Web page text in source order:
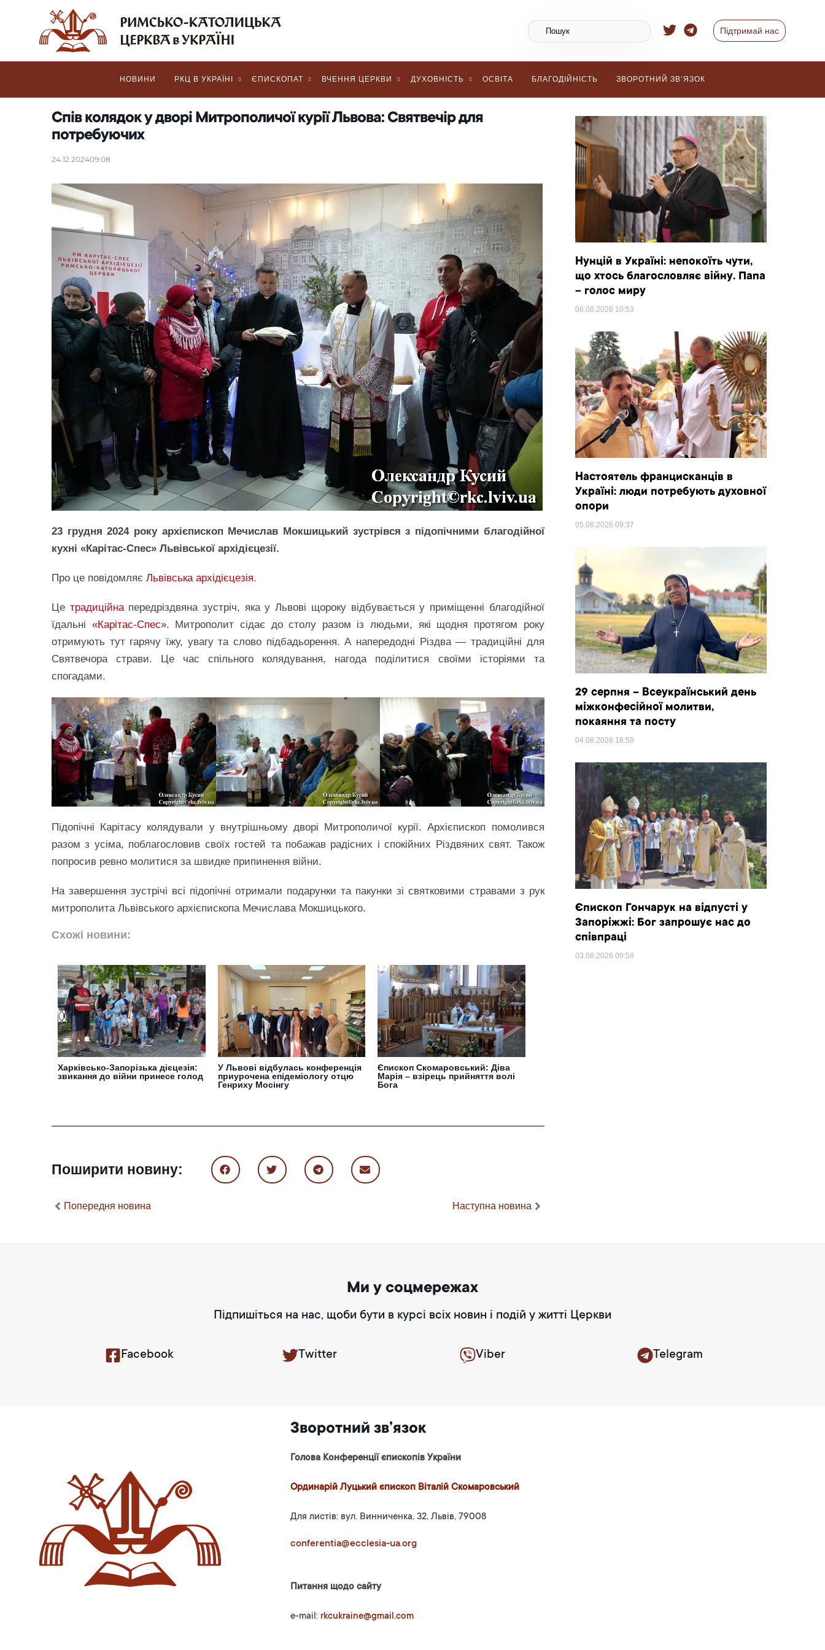
Підтримай нас
НОВИНИ РКЦ В УКРАЇНІ ЄПИСКОПАТ ВЧЕННЯ ЦЕРКВИ ДУХОВНІСТЬ ОСВІТА БЛАГОДІЙНІСТЬ ЗВОРОТНИЙ ЗВ’ЯЗОК
Спів колядок у дворі Митрополичої курії Львова: Святвечір для
потребуючих
24.12.202409:08
23 грудня 2024 року архієпископ Мечислав Мокшицький зустрівся з підопічними благодійної
кухні «Карітас-Спес» Львівської архідієцезії.
Про це повідомляє Львівська архідієцезія.
Це традиційнапередріздвяна зустріч, яка у Львові щороку відбувається у приміщенні благодійної
їдальні «Карітас-Спес». Митрополит сідає до столу разом із людьми, які щодня протягом року
отримують тут гарячу їжу, увагу та слово підбадьорення. А напередодні Різдва — традиційні для
Святвечора страви. Це час спільного колядування, нагода поділитися своїми історіями та
спогадами.
Підопічні Карітасу колядували у внутрішньому дворі Митрополичої курії. Архієпископ помолився
разом з усіма, поблагословив своїх гостей та побажав радісних і спокійних Різдвяних свят. Також
попросив ревно молитися за швидке припинення війни.
На завершення зустрічі всі підопічні отримали подарунки та пакунки зі святковими стравами з рук
митрополита Львівського архієпископа Мечислава Мокшицького.
Схожі новини:
Харківсько-Запорізька дієцезія:
звикання до війни принесе голод
У Львові відбулась конференція
приурочена епідеміологу отцю
Генриху Мосінгу
Єпископ Скомаровський: Діва
Марія – взірець прийняття волі
Бога
Поширити новину:
Попередня новина Наступна новина
Нунцій в Україні: непокоїть чути,
що хтось благословляє війну. Папа
– голос миру
06.08.2026 10:53
Настоятель францисканців в
Україні: люди потребують духовної
опори
05.08.2026 09:37
29 серпня – Всеукраїнський день
міжконфесійної молитви,
покаяння та посту
04.08.2026 16:59
Єпископ Гончарук на відпусті у
Запоріжжі: Бог запрошує нас до
співпраці
03.08.2026 09:58
Ми у соцмережах
Підпишіться на нас, щоби бути в курсі всіх новин і подій у житті Церкви
Facebook Twitter Viber Telegram
Зворотний зв’язок
Голова Конференції єпископів України
Ординарій Луцький єпископ Віталій Скомаровський
Для листів: вул. Винниченка, 32, Львів, 79008
conferentia@ecclesia-ua.org
Питання щодо сайту
e-mail: rkcukraine@gmail.com